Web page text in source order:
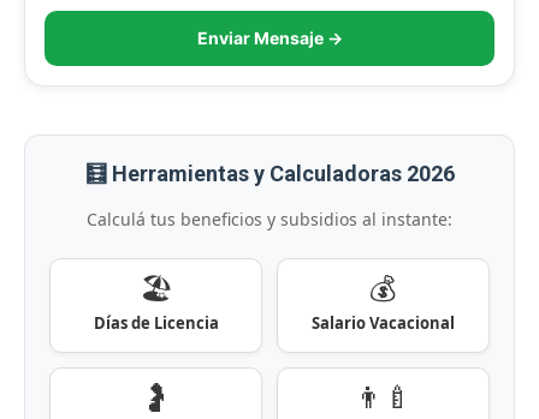
Enviar Mensaje →
🧮 Herramientas y Calculadoras 2026
Calculá tus beneficios y subsidios al instante:
🏖️
Días de Licencia
💰
Salario Vacacional
🤰 👨‍🍼